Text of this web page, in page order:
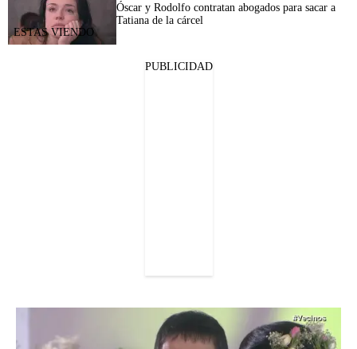
Óscar y Rodolfo contratan abogados para sacar a
Tatiana de la cárcel
PUBLICIDAD